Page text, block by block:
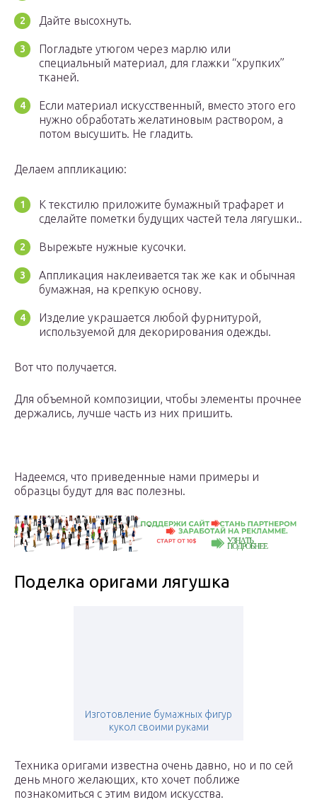
Дайте высохнуть.
Погладьте утюгом через марлю или
специальный материал, для глажки “хрупких”
тканей.
Если материал искусственный, вместо этого его
нужно обработать желатиновым раствором, а
потом высушить. Не гладить.
Делаем аппликацию:
К текстилю приложите бумажный трафарет и
сделайте пометки будущих частей тела лягушки..
Вырежьте нужные кусочки.
Аппликация наклеивается так же как и обычная
бумажная, на крепкую основу.
Изделие украшается любой фурнитурой,
используемой для декорирования одежды.
Вот что получается.
Для объемной композиции, чтобы элементы прочнее
держались, лучше часть из них пришить.
Надеемся, что приведенные нами примеры и
образцы будут для вас полезны.
Поделка оригами лягушка
Изготовление бумажных фигур
кукол своими руками
Техника оригами известна очень давно, но и по сей
день много желающих, кто хочет поближе
познакомиться с этим видом искусства.